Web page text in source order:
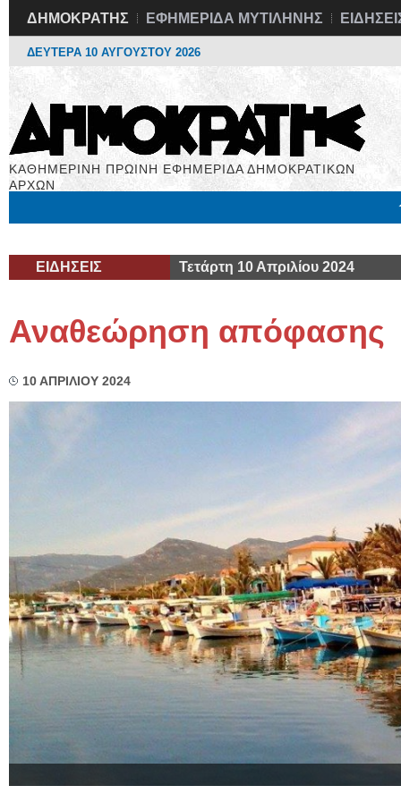
ΔΗΜΟΚΡΑΤΗΣ ΕΦΗΜΕΡΙΔΑ ΜΥΤΙΛΗΝΗΣ
ΔΕΥΤΕΡΑ 10 ΑΥΓΟΥΣΤΟΥ 2026
ΚΑΘΗΜΕΡΙΝΗ ΠΡΩΙΝΗ ΕΦΗΜΕΡΙΔΑ ΔΗΜΟΚΡΑΤΙΚΩΝ
ΑΡΧΩΝ
ΕΙΔΗΣΕΙΣ Τετάρτη 10 Απριλίου 2024
Αναθεώρηση απόφασης
10 ΑΠΡΙΛΙΟΥ 2024